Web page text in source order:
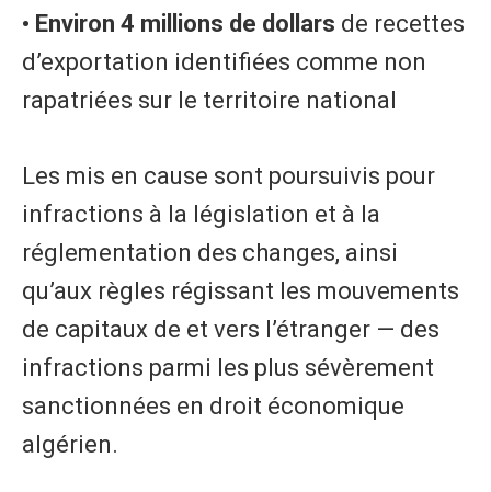
• Environ 4 millions de dollars de recettes
d’exportation identifiées comme non
rapatriées sur le territoire national
Les mis en cause sont poursuivis pour
infractions à la législation et à la
réglementation des changes, ainsi
qu’aux règles régissant les mouvements
de capitaux de et vers l’étranger — des
infractions parmi les plus sévèrement
sanctionnées en droit économique
algérien.